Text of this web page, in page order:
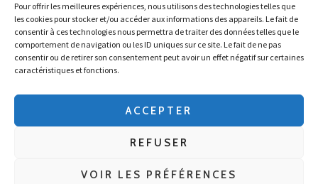
Pour offrir les meilleures expériences, nous utilisons des technologies telles que
les cookies pour stocker et/ou accéder aux informations des appareils. Le fait de
consentir à ces technologies nous permettra de traiter des données telles que le
comportement de navigation ou les ID uniques sur ce site. Le fait de ne pas
consentir ou de retirer son consentement peut avoir un effet négatif sur certaines
caractéristiques et fonctions.
ACCEPTER
REFUSER
VOIR LES PRÉFÉRENCES
Mentions légales
Plan de site
Politique de confidentialité
Conditions générales de vente
Copyright © 2026 UNIVERS MARIAGE